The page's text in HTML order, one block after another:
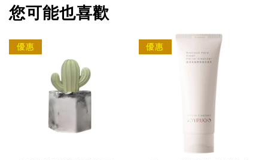
您可能也喜歡
優惠 優惠